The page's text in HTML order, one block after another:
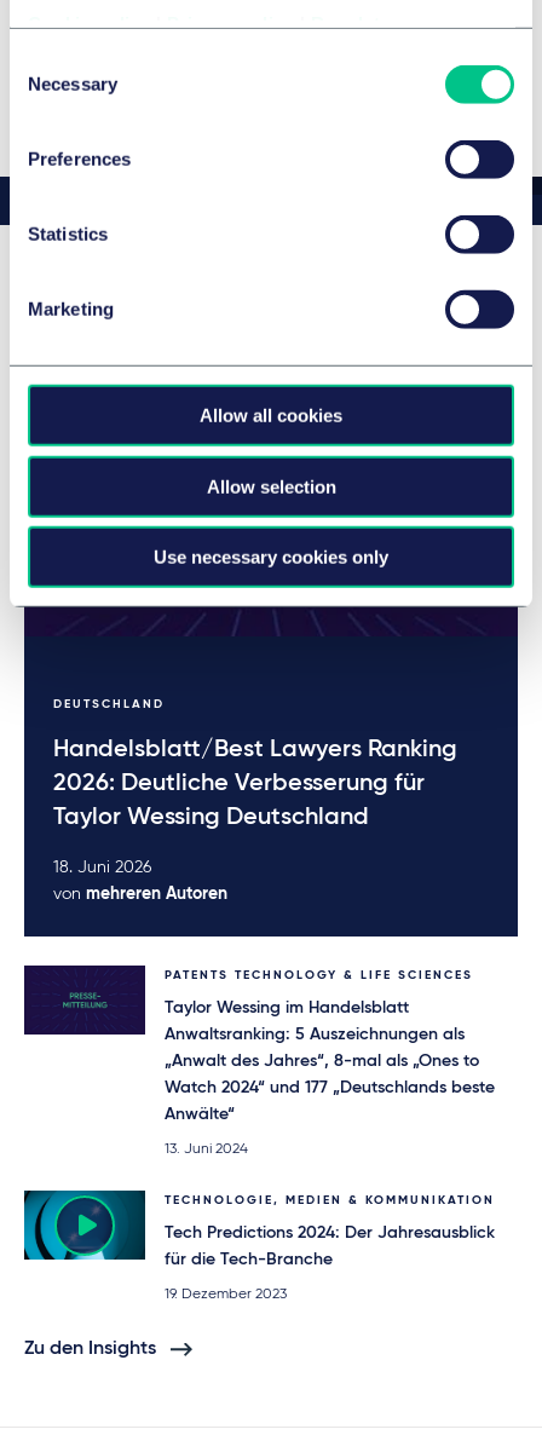
Selection
Necessary
Preferences
Statistics
Marketing
Allow all cookies
Allow selection
Use necessary cookies only
Details
News & Insights: Josefin E.
DEUTSCHLAND
Handelsblatt/Best Lawyers Ranking
2026: Deutliche Verbesserung für
Taylor Wessing Deutschland
18. Juni 2026
von mehreren Autoren
PATENTS TECHNOLOGY & LIFE SCIENCES
Taylor Wessing im Handelsblatt
Anwaltsranking: 5 Auszeichnungen als
„Anwalt des Jahres“, 8-mal als „Ones to
Watch 2024“ und 177 „Deutschlands beste
Anwälte“
13. Juni 2024
TECHNOLOGIE, MEDIEN & KOMMUNIKATION
Tech Predictions 2024: Der Jahresausblick
für die Tech-Branche
19. Dezember 2023
Zu den Insights